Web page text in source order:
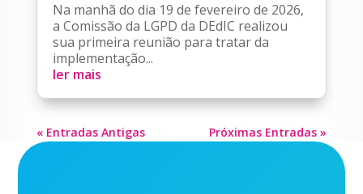
Na manhã do dia 19 de fevereiro de 2026,
a Comissão da LGPD da DEdIC realizou
sua primeira reunião para tratar da
implementação...
ler mais
« Entradas Antigas Próximas Entradas »